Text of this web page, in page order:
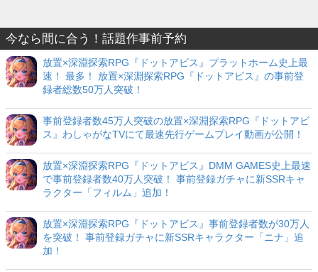
今なら間に合う！話題作事前予約
放置×深淵探索RPG『ドットアビス』プラットホーム史上最
速！ 最多！ 放置×深淵探索RPG『ドットアビス』の事前登
録者総数50万人突破！
事前登録者数45万人突破の放置×深淵探索RPG『ドットアビ
ス』わしゃがなTVにて最速先行ゲームプレイ動画が公開！
放置×深淵探索RPG『ドットアビス』DMM GAMES史上最速
で事前登録者数40万人突破！ 事前登録ガチャに新SSRキャ
ラクター「フィルム」追加！
放置×深淵探索RPG『ドットアビス』事前登録者数が30万人
を突破！ 事前登録ガチャに新SSRキャラクター「ニナ」追
加！